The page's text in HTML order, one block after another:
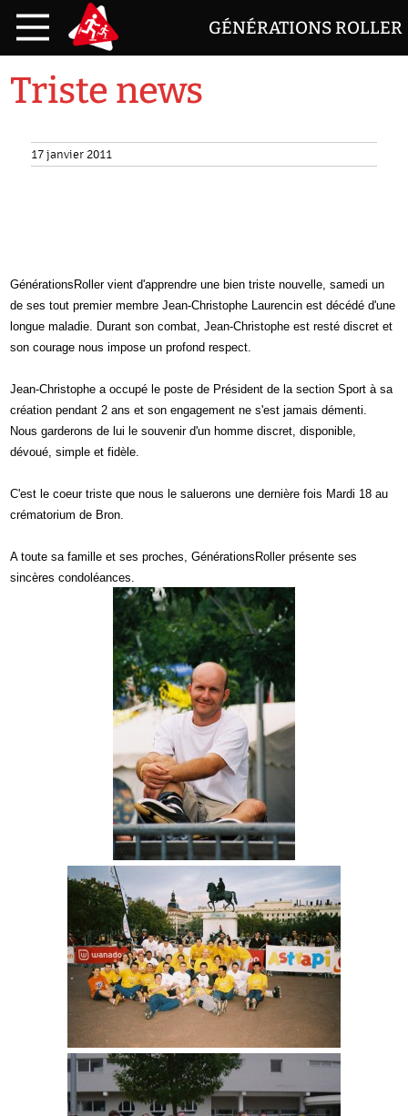
GÉNÉRATIONS ROLLER
Triste news
17 janvier 2011
GénérationsRoller vient d'apprendre une bien triste nouvelle, samedi un
de ses tout premier membre Jean-Christophe Laurencin est décédé d'une
longue maladie. Durant son combat, Jean-Christophe est resté discret et
son courage nous impose un profond respect.
Jean-Christophe a occupé le poste de Président de la section Sport à sa
création pendant 2 ans et son engagement ne s'est jamais démenti.
Nous garderons de lui le souvenir d'un homme discret, disponible,
dévoué, simple et fidèle.
C'est le coeur triste que nous le saluerons une dernière fois Mardi 18 au
crématorium de Bron.
A toute sa famille et ses proches, GénérationsRoller présente ses
sincères condoléances.